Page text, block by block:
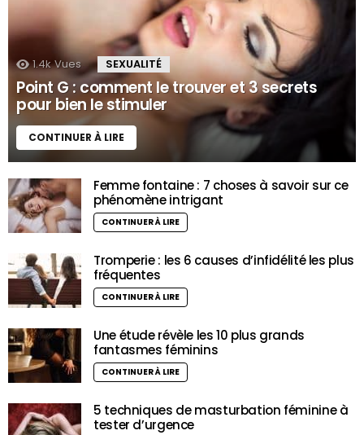
1.4k Vues SEXUALITÉ
Point G : comment le trouver et 3 secrets
pour bien le stimuler
CONTINUER À LIRE
Femme fontaine : 7 choses à savoir sur ce
phénomène intrigant
CONTINUER À LIRE
Tromperie : les 6 causes d’infidélité les plus
fréquentes
CONTINUER À LIRE
Une étude révèle les 10 plus grands
fantasmes féminins
CONTINUER À LIRE
5 techniques de masturbation féminine à
tester d’urgence